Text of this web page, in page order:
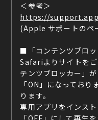
＜参考＞
https://
(Apple サポートのペ
■「コンテンツブロ
Safariよりサイトを
テンツブロッカー」が
「ON」になってお
ります。
専用アプリをインス